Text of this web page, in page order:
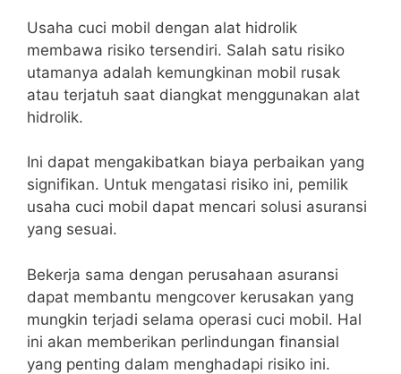
Usaha cuci mobil dengan alat hidrolik
membawa risiko tersendiri. Salah satu risiko
utamanya adalah kemungkinan mobil rusak
atau terjatuh saat diangkat menggunakan alat
hidrolik.
Ini dapat mengakibatkan biaya perbaikan yang
signifikan. Untuk mengatasi risiko ini, pemilik
usaha cuci mobil dapat mencari solusi asuransi
yang sesuai.
Bekerja sama dengan perusahaan asuransi
dapat membantu mengcover kerusakan yang
mungkin terjadi selama operasi cuci mobil. Hal
ini akan memberikan perlindungan finansial
yang penting dalam menghadapi risiko ini.